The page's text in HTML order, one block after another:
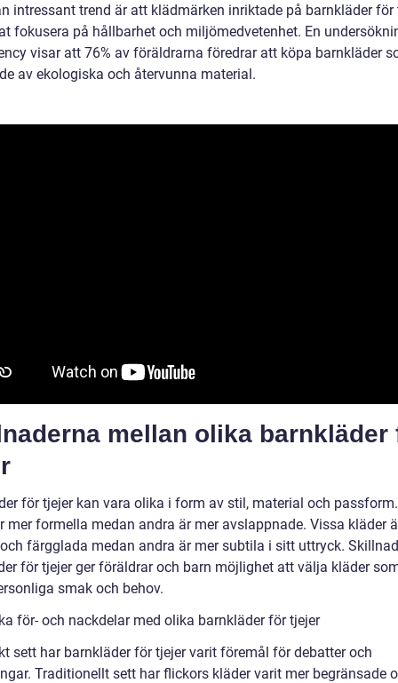
intressant trend är att klädmärken inriktade på barnkläder för
fokusera på hållbarhet och miljömedvetenhet. En
visar att 76% av föräldrarna föredrar att köpa barnkläder
av ekologiska och återvunna material.
mellan olika barnkläder
för tjejer kan vara olika i form av stil, material och
mer formella medan andra är mer avslappnade. Vissa kläder
färgglada medan andra är mer subtila i sitt uttryck.
för tjejer ger föräldrar och barn möjlighet att välja kläder
smak och behov.
för- och nackdelar med olika barnkläder för tjejer
sett har barnkläder för tjejer varit föremål för debatter och
Traditionellt sett har flickors kläder varit mer begränsade